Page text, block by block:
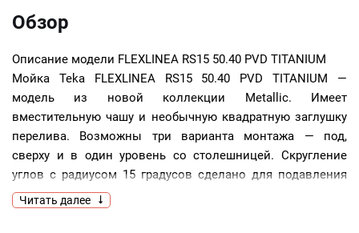
Обзор
Описание модели FLEXLINEA RS15 50.40 PVD TITANIUM
Мойка Teka FLEXLINEA RS15 50.40 PVD TITANIUM —
модель из новой коллекции Metallic. Имеет
вместительную чашу и необычную квадратную заглушку
перелива. Возможны три варианта монтажа — под,
сверху и в один уровень со столешницей. Скругление
углов с радиусом 15 градусов сделано для подавления
шума и легкой уборки.
Читать далее